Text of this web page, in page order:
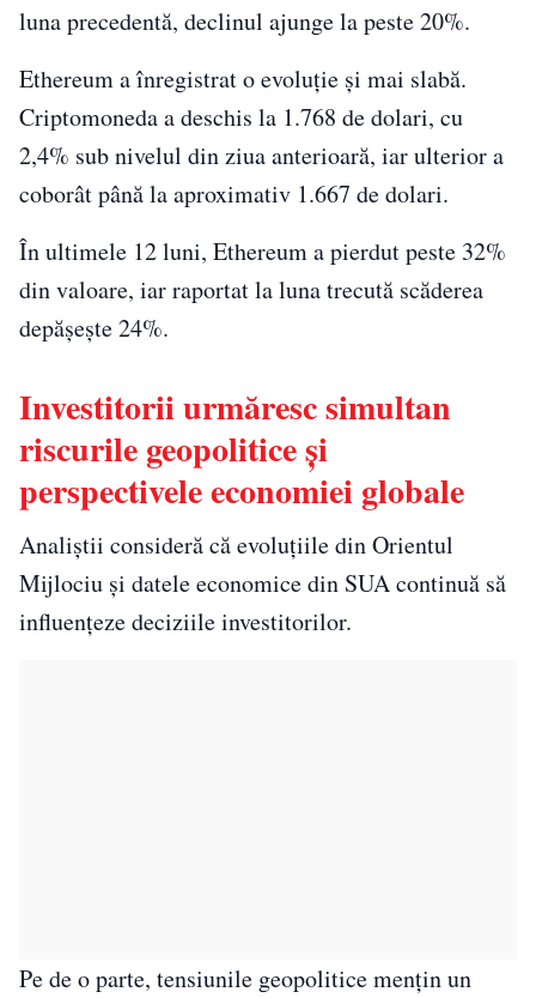
luna precedentă, declinul ajunge la peste 20%.
Ethereum a înregistrat o evoluție și mai slabă.
Criptomoneda a deschis la 1.768 de dolari, cu
2,4% sub nivelul din ziua anterioară, iar ulterior a
coborât până la aproximativ 1.667 de dolari.
În ultimele 12 luni, Ethereum a pierdut peste 32%
din valoare, iar raportat la luna trecută scăderea
depășește 24%.
Investitorii urmăresc simultan
riscurile geopolitice și
perspectivele economiei globale
Analiștii consideră că evoluțiile din Orientul
Mijlociu și datele economice din SUA continuă să
influențeze deciziile investitorilor.
Pe de o parte, tensiunile geopolitice mențin un